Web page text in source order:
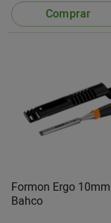
Comprar
Formon Ergo
Bahco